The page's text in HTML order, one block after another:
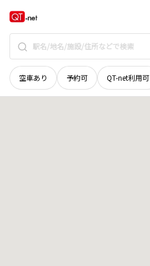
空車あり 予約可 QT-net利用可
北海道